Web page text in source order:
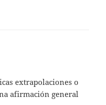
extrapolaciones o
afirmación general